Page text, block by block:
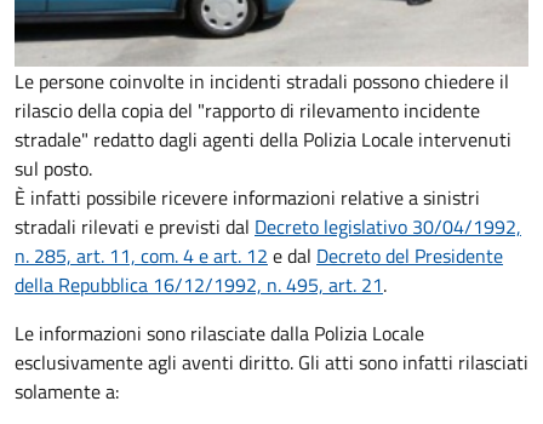
Le persone coinvolte in incidenti stradali possono chiedere il
rilascio della copia del "rapporto di rilevamento incidente
stradale" redatto dagli agenti della Polizia Locale intervenuti
sul posto.
È infatti possibile ricevere informazioni relative a sinistri
stradali rilevati e previsti dal Decreto legislativo 30/04/1992,
n. 285, art. 11, com. 4 e art. 12 e dal Decreto del Presidente
della Repubblica 16/12/1992, n. 495, art. 21.
Le informazioni sono rilasciate dalla Polizia Locale
esclusivamente agli aventi diritto. Gli atti sono infatti rilasciati
solamente a: